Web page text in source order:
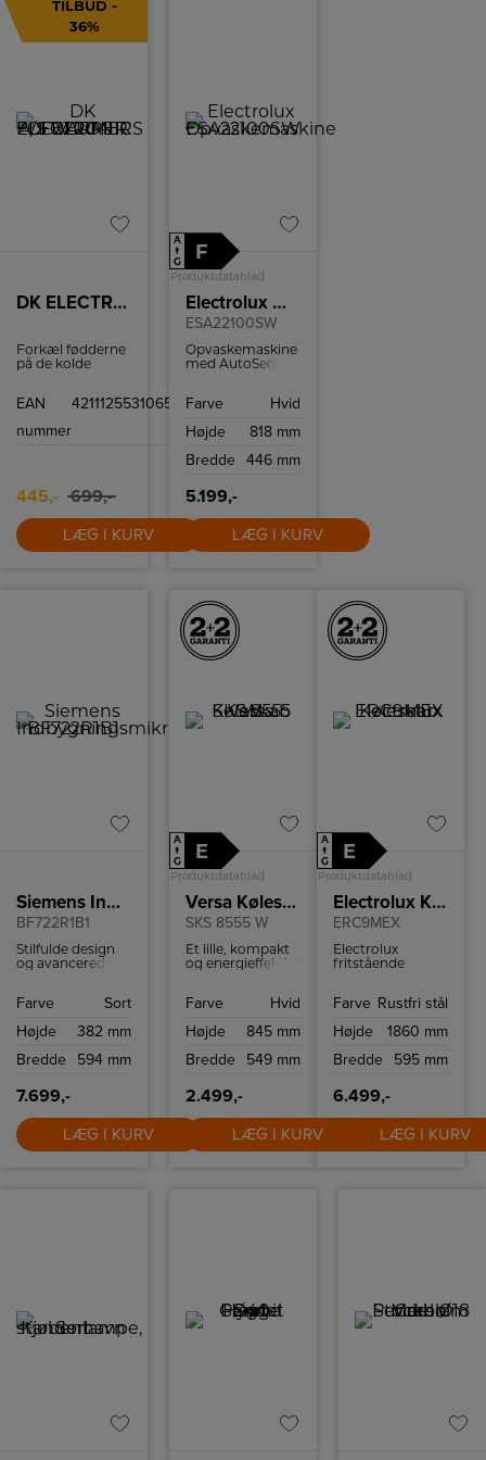
TILBUD -
36%
DK ELECTRONICS A/S BEURER FW 20 – FODVARMER
Forkæl fødderne
på de kolde
fodvarmer. Det
luner i sig selv,
temperaturkontrol,
kan du hurtigt få
varmen i
fødderne.
EAN
nummer
4211125531065
445,- 699,-
LÆG I KURV
A
↑
G
F
Produktdatablad
Electrolux Opvaskemaskine
ESA22100SW
Opvaskemaskine
med AutoSense,
Spray Arm.
Farve
Hvid
Højde
818 mm
Bredde
446 mm
5.199,-
LÆG I KURV
Siemens Indbygningsmikroovn
BF722R1B1
Stilfulde design
og avancerede
indbyggede
et perfekt
køkkenet. Du får
og effektivitet
indbygget i et
kompakt og
stilfuldt produkt.
Farve
Sort
Højde
382 mm
Bredde
594 mm
7.699,-
LÆG I KURV
A
↑
G
E
Produktdatablad
Versa Køleskab
SKS 8555 W
Et lille, kompakt
og energieffektivt
liter.
Farve
Hvid
Højde
845 mm
Bredde
549 mm
2.499,-
LÆG I KURV
A
↑
G
E
Produktdatablad
Electrolux Køleskab
ERC9MEX
Electrolux
fritstående
L.
Farve Rustfri stål
Højde
1860 mm
Bredde
595 mm
6.499,-
LÆG I KURV